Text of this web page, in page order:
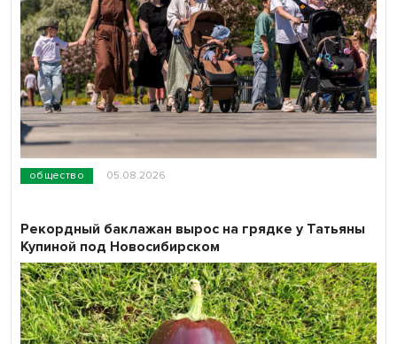
общество 05.08.2026
Рекордный баклажан вырос на грядке у Татьяны
Купиной под Новосибирском